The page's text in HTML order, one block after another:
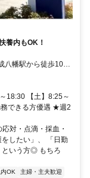
養内もOK！
八幡駅から徒歩10分
18:30 【土】8:25～
できる方優遇 ★週2
対・点滴・採血・
したい」、 「日勤
という方◎ もちろ
OK
主婦・主夫歓迎